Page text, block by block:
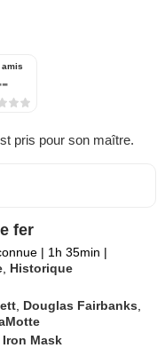
amis
pris pour son maître.
fer
| 1h 35min |
Historique
Douglas Fairbanks
Iron Mask